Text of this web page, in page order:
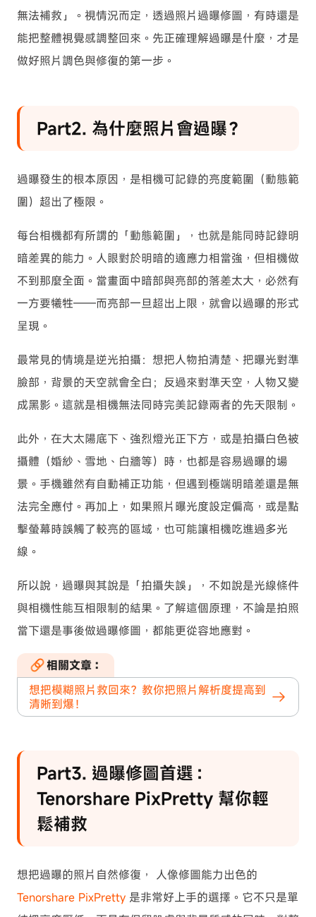
無法補救」。視情況而定，透過照片過曝修圖，有時還是
能把整體視覺感調整回來。先正確理解過曝是什麼，才是
做好照片調色與修復的第一步。
Part2. 為什麼照片會過曝？
過曝發生的根本原因，是相機可記錄的亮度範圍（動態範
圍）超出了極限。
每台相機都有所謂的「動態範圍」，也就是能同時記錄明
暗差異的能力。人眼對於明暗的適應力相當強，但相機做
不到那麼全面。當畫面中暗部與亮部的落差太大，必然有
一方要犧牲——而亮部一旦超出上限，就會以過曝的形式
呈現。
最常見的情境是逆光拍攝：想把人物拍清楚、把曝光對準
臉部，背景的天空就會全白；反過來對準天空，人物又變
成黑影。這就是相機無法同時完美記錄兩者的先天限制。
此外，在大太陽底下、強烈燈光正下方，或是拍攝白色被
攝體（婚紗、雪地、白牆等）時，也都是容易過曝的場
景。手機雖然有自動補正功能，但遇到極端明暗差還是無
法完全應付。再加上，如果照片曝光度設定偏高，或是點
擊螢幕時誤觸了較亮的區域，也可能讓相機吃進過多光
線。
所以說，過曝與其說是「拍攝失誤」，不如說是光線條件
與相機性能互相限制的結果。了解這個原理，不論是拍照
當下還是事後做過曝修圖，都能更從容地應對。
相關文章：
想把模糊照片救回來？教你把照片解析度提高到
清晰到爆！
Part3. 過曝修圖首選：
Tenorshare PixPretty 幫你輕
鬆補救
想把過曝的照片自然修復， 人像修圖能力出色的
Tenorshare PixPretty 是非常好上手的選擇。它不只是單